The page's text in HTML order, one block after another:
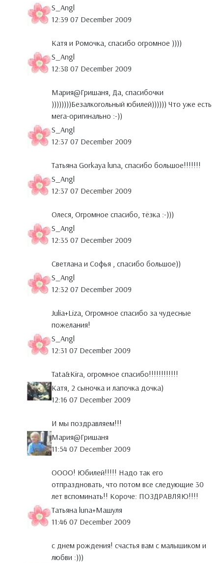
S_Angl
12:39 07 December 2009
Катя и Ромочка, спасибо огромное ))))
S_Angl
12:38 07 December 2009
Мария@Гришаня, Да, спасибочки
))))))))Безалкогольный юбилей)))))) Что уже есть
мега-оригинально :-))
S_Angl
12:37 07 December 2009
Татьяна Gorkaya luna, спасибо большое!!!!!!!
S_Angl
12:37 07 December 2009
Олеся, Огромное спасибо, тёзка :-)))
S_Angl
12:35 07 December 2009
Светлана и Софья , спасибо большое))
S_Angl
12:32 07 December 2009
Julia+Liza, Огромное спасибо за чудесные
пожелания!
S_Angl
12:31 07 December 2009
Tata&Kira, огромное спасибо!!!!!!!!!!!!
Катя, 2 сыночка и лапочка дочка)
12:16 07 December 2009
И мы поздравляем!!!
Мария@Гришаня
11:54 07 December 2009
ОООО! Юбилей!!!!! Надо так его
отпраздновать, что потом все следующие 30
лет вспоминать!! Короче: ПОЗДРАВЛЯЮ!!!!
Татьяна luna+Maшуля
11:46 07 December 2009
с днем рождения! счастья вам с малышиком и
любви :)))